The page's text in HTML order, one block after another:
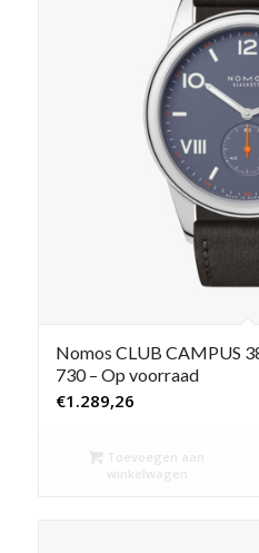
Nomos CLUB CAMPUS
730 – Op voorraad
€1.289,26
Toevoegen aan
winkelwagen